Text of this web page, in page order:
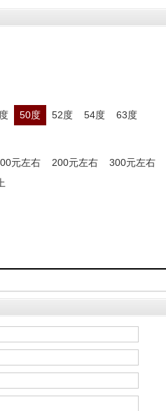
50度 52度 54度 63度
元左右 200元左右 300元左右